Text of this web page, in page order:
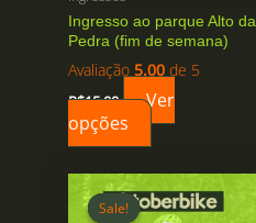
Ingresso ao parque Alto da
Pedra (fim de semana)
Avaliação 5.00 de 5
R$15,00
Ver
opções
Sale!
Sale!